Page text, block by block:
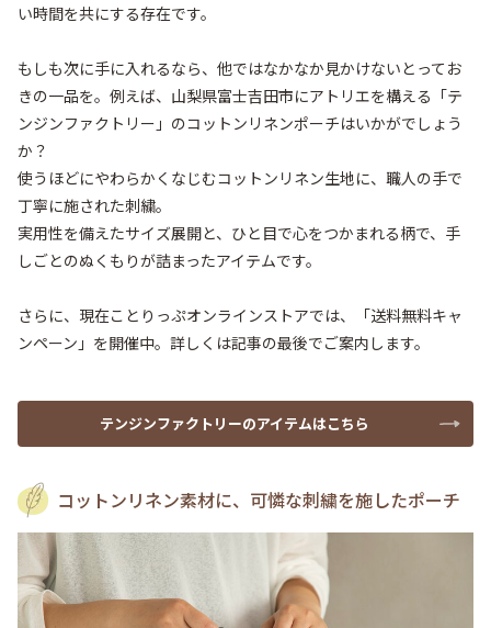
い時間を共にする存在です。
もしも次に手に入れるなら、他ではなかなか見かけないとってお
きの一品を。例えば、山梨県富士吉田市にアトリエを構える「テ
ンジンファクトリー」のコットンリネンポーチはいかがでしょう
か？
使うほどにやわらかくなじむコットンリネン生地に、職人の手で
丁寧に施された刺繍。
実用性を備えたサイズ展開と、ひと目で心をつかまれる柄で、手
しごとのぬくもりが詰まったアイテムです。
さらに、現在ことりっぷオンラインストアでは、「送料無料キャ
ンペーン」を開催中。詳しくは記事の最後でご案内します。
テンジンファクトリーのアイテムはこちら
コットンリネン素材に、可憐な刺繍を施したポーチ